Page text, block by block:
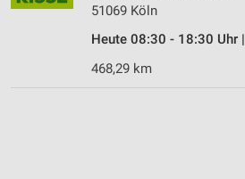
51069 Köln
Heute 08:30 - 18:30 Uhr |
468,29 km